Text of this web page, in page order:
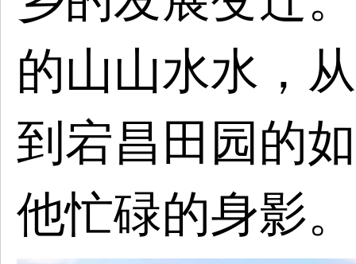
的山山水水，
到宕昌田园的
他忙碌的身影。